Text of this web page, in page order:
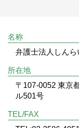
名称
弁護士法人しん
所在地
〒107-0052 東京
ル501号
TEL/FAX